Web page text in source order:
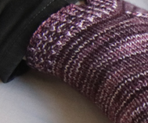
{Tricot} Le défi 2026
: Je tricote mes
socquettes